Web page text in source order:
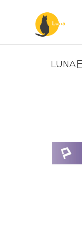
Luna日本
LUNA